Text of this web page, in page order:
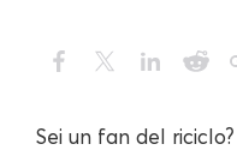
Sei un fan del